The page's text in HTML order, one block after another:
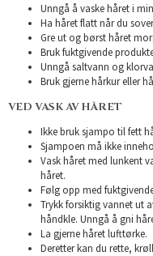
Unngå å vaske håret i
Ha håret flatt når du
Gre ut og børst håret
Bruk fuktgivende
Unngå saltvann og
Bruk gjerne hårkur eller
VED VASK AV HÅRET
Ikke bruk sjampo til fett
Sjampoen må ikke
Vask håret med lunkent
håret.
Følg opp med
Trykk forsiktig vannet ut
håndkle. Unngå å gni
La gjerne håret lufttørke.
Deretter kan du rette,